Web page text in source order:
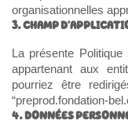
organisationnelles
3. CHAMP
La présente
appartenant aux
pourriez être
“preprod.fondation-
4. DONNÉES